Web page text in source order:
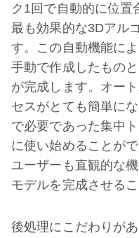
ク1回で自動的に位置
最も効果的な3Dアル
す。この自動機能に
手動で作成したもの
が完成します。オー
セスがとても簡単に
で必要であった集中
に使い始めることが
ユーザーも直観的な
モデルを完成させる
後処理にこだわりが